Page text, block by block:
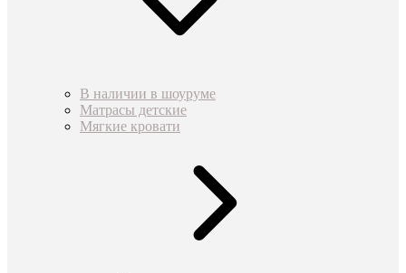
В наличии в шоуруме
Матрасы детские
Мягкие кровати